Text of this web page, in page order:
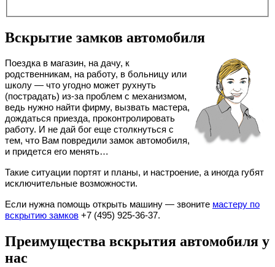
Вскрытие замков автомобиля
Поездка в магазин, на дачу, к
родственникам, на работу, в больницу или
школу — что угодно может рухнуть
(пострадать) из-за проблем с механизмом,
ведь нужно найти фирму, вызвать мастера,
дождаться приезда, проконтролировать
работу. И не дай бог еще столкнуться с
тем, что Вам повредили замок автомобиля,
и придется его менять…
Такие ситуации портят и планы, и настроение, а иногда губят
исключительные возможности.
Если нужна помощь открыть машину — звоните мастеру по
вскрытию замков +7 (495) 925-36-37.
Преимущества вскрытия автомобиля у
нас